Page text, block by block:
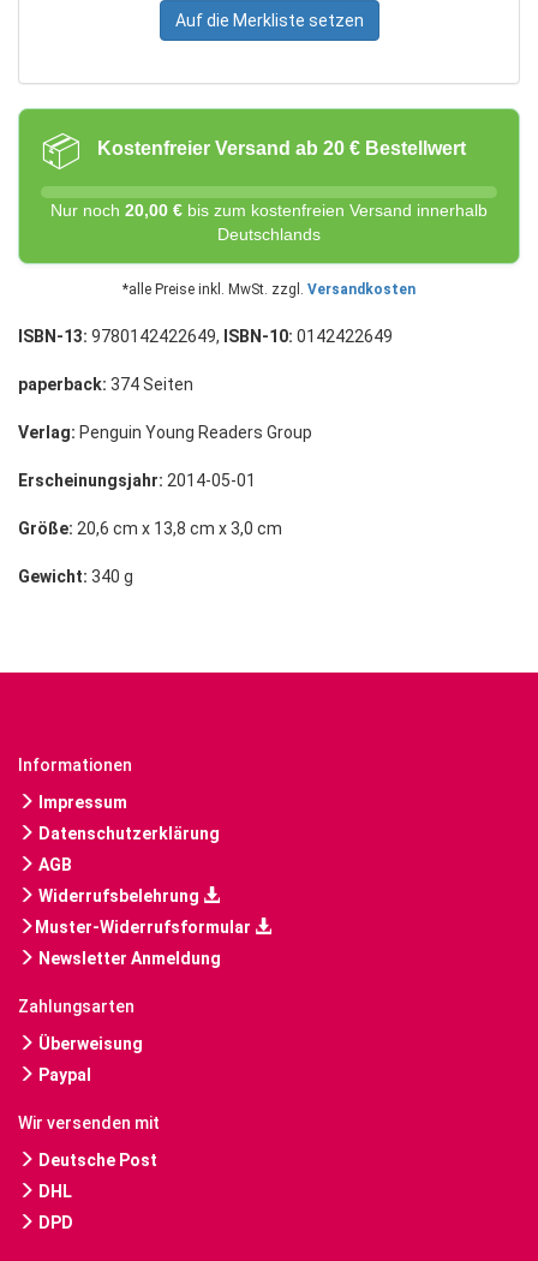
Auf die Merkliste setzen
📦 Kostenfreier Versand ab 20 € Bestellwert
Nur noch 20,00 € bis zum kostenfreien Versand innerhalb
Deutschlands
*alle Preise inkl. MwSt. zzgl. Versandkosten
ISBN-13: 9780142422649, ISBN-10: 0142422649
paperback: 374 Seiten
Verlag: Penguin Young Readers Group
Erscheinungsjahr: 2014-05-01
Größe: 20,6 cm x 13,8 cm x 3,0 cm
Gewicht: 340 g
Informationen
Impressum
Datenschutzerklärung
AGB
Widerrufsbelehrung
Muster-Widerrufsformular
Newsletter Anmeldung
Zahlungsarten
Überweisung
Paypal
Wir versenden mit
Deutsche Post
DHL
DPD